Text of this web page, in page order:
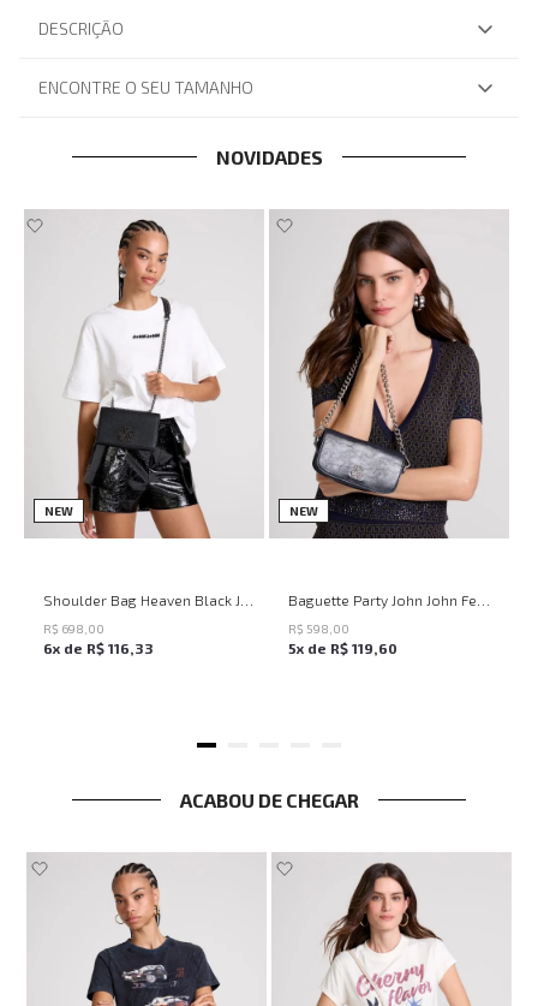
DESCRIÇÃO
ENCONTRE O SEU TAMANHO
NOVIDADES
NEW
R$ 698 00
6x de R$ 116 33
NEW
R$ 598 00
5x de R$ 119 60
ACABOU DE CHEGAR